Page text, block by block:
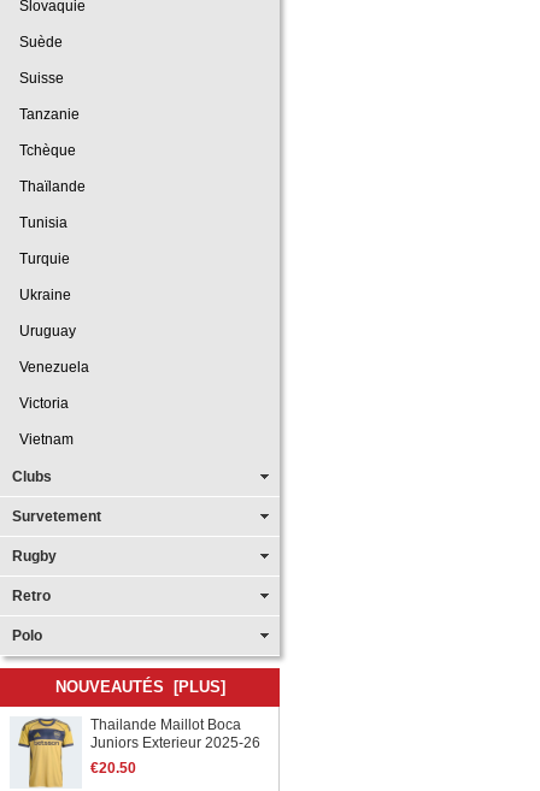
Slovaquie
Suède
Suisse
Tanzanie
Tchèque
Thaïlande
Tunisia
Turquie
Ukraine
Uruguay
Venezuela
Victoria
Vietnam
Clubs
Survetement
Rugby
Retro
Polo
NOUVEAUTÉS [PLUS]
Thailande Maillot Boca
Juniors Exterieur 2025-26
€20.50